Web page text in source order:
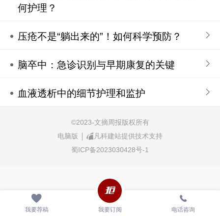
何护理？
压疮不是“躺出来的”！如何科学预防？
脑卒中：急诊识别与早期康复的关键
血液透析中的细节护理和监护
©2023-文摘周报版权所有
电脑版
凡科建站提供技术支持
蜀ICP备2023030428号-1
我要荐稿 我要订阅 电话咨询